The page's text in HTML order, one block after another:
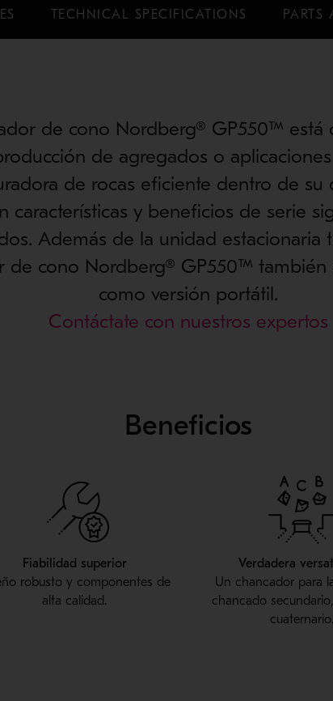
TECHNICAL SPECIFICATIONS PARTS
de cono Nordberg® GP550™ está
de agregados o aplicaciones
de rocas eficiente dentro de su
características y beneficios de serie
Además de la unidad estacionaria
de cono Nordberg® GP550™ también
como versión portátil.
Contáctate con nuestros expertos
Beneficios
Fiabilidad superior
robusto y componentes de
alta calidad.
Verdadera
Un chancador para
chancado
cuaternario.